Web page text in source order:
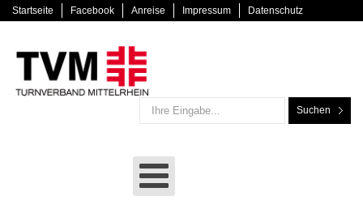
Startseite Facebook Anreise Impressum Datenschutz
Suchen